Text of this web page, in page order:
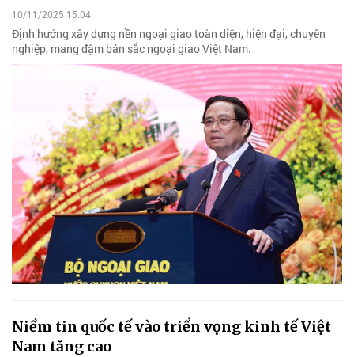
10/11/2025 15:04
Định hướng xây dựng nền ngoại giao toàn diện, hiện đại, chuyên
nghiệp, mang đậm bản sắc ngoại giao Việt Nam.
Niềm tin quốc tế vào triển vọng kinh tế Việt
Nam tăng cao